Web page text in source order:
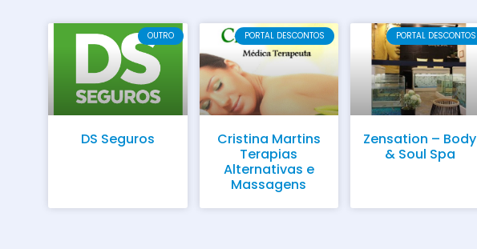
OUTRO
DS Seguros
PORTAL DESCONTOS
Cristina Martins
Terapias
Alternativas e
Massagens
PORTAL DESCONTOS
Zensation – Body
& Soul Spa